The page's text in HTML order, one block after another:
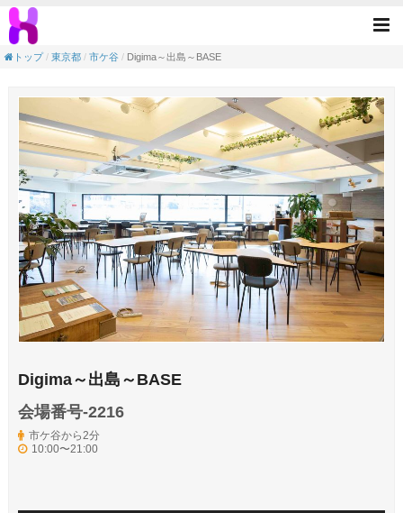
トップ
東京都 市ケ谷 Digima～出島～BASE
Digima～出島～BASE
会場番号-2216
市ケ谷から2分
10:00〜21:00